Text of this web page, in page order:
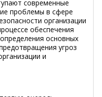
современные
проблемы в сфере
организации
обеспечения
основных
угроз
и